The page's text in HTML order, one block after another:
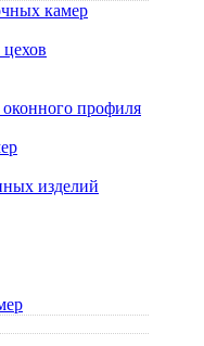
камер
профиля
изделий